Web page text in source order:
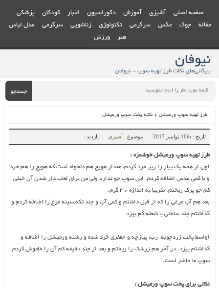
صفحه اصلی آشپزی آموزش دکوراسیون اخبار کودکان
پزشکی
مقاله
جوک عکس سرگرمی تکنولوژی زناشویی سرگرمی
مدل لباس
هنر
ورزش
نیوفان
بایگانی‌های نکات طرز تهیه سوپ - نیوفان
جستجو
طرز تهیه سوپ ورمیشل + نکته پخت سوپ ورمیشل
تاریخ : 10th نوامبر 2017 موضوع : آشپزی بازدید :
طرز تهیه سوپ ورمیشل خوشمزه :
اول از همه یک پیاز را ریز خرد کردم، مقدار هویج هم دلخواه است که هویج را هم خرد
و با کمی عدس اضافه کردم. این سوپ جو ندارد ولی من برای لعاب دار شدن آن خیلی
کم جو پرک ریختم. تقریبا به اندازه 30 گرم.
بعد هم آب مرغی را که از قبل داشتم و کمی آب و چند تکه سینه مرغ را اضافه کردم و
گذاشتم چند ساعتی با شعله کم بپزد.
اواسط پخت زردچوبه، رب، پیازچه و جعفری خرد شده و رشته ورمیشل را اضافه و
گذاشتم بپزد. در آخر هم زرشک را ریختم و بعد از چند دقیقه کم آن را خاموش کردم.
سوپ ما حاضر است.
نکاتی برای پخت سوپ ورمیشل :